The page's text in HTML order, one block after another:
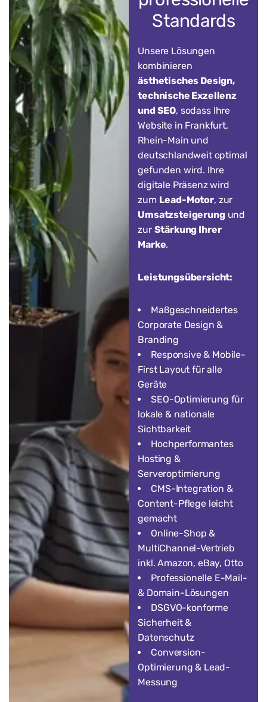
Standards
Unsere Lösungen
kombinieren
ästhetisches Design,
technische Exzellenz
und SEO, sodass Ihre
Website in Frankfurt,
Rhein-Main und
deutschlandweit optimal
gefunden wird. Ihre
digitale Präsenz wird
zum Lead-Motor, zur
Umsatzsteigerungund
zur Stärkung Ihrer
Marke.
Leistungsübersicht:
Maßgeschneidertes
Corporate Design &
Branding
Responsive & Mobile-
First Layout für alle
Geräte
SEO-Optimierung für
lokale & nationale
Sichtbarkeit
Hochperformantes
Hosting &
Serveroptimierung
CMS-Integration &
Content-Pflege leicht
gemacht
Online-Shop &
MultiChannel-Vertrieb
inkl. Amazon, eBay, Otto
Professionelle E-Mail-
& Domain-Lösungen
DSGVO-konforme
Sicherheit &
Datenschutz
Conversion-
Optimierung & Lead-
Messung